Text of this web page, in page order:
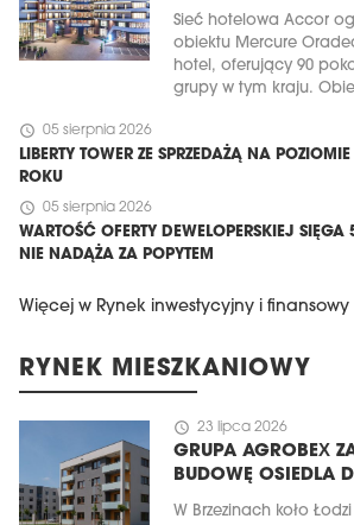
Sieć hotelowa Accor
obiektu Mercure
hotel, oferujący 90
grupy w tym kraju.
schedule 05 sierpnia 2026
LIBERTY TOWER ZE SPRZEDAŻĄ NA
ROKU
schedule 05 sierpnia 2026
WARTOŚĆ OFERTY DEWELOPERSKIEJ
NIE NADĄŻA ZA POPYTEM
Więcej w Rynek inwestycyjny i finansowy
RYNEK MIESZKANIOWY
schedule 23 lipca 2026
GRUPA AGROBEX
BUDOWĘ OSIEDLA
W Brzezinach koło